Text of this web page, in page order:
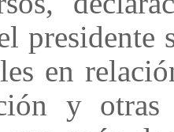
presidente
en
y